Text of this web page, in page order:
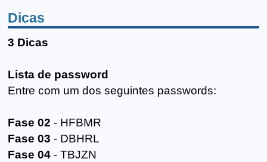
Dicas
3 Dicas
Lista de password
Entre com um dos seguintes passwords:
Fase 02 - HFBMR
Fase 03 - DBHRL
Fase 04 - TBJZN